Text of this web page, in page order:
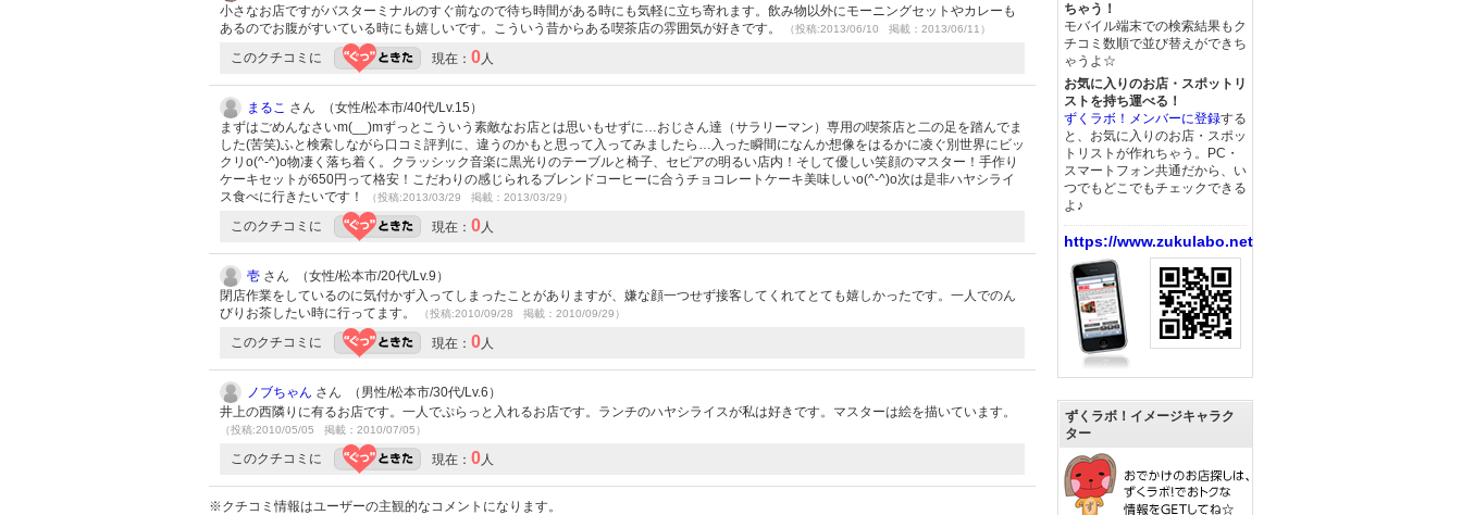
小さなお店ですがバスターミナルのすぐ前なので待ち時間がある時にも気軽に立ち寄れます。飲み物以外にモーニングセットやカレーも
あるのでお腹がすいている時にも嬉しいです。こういう昔からある喫茶店の雰囲気が好きです。
（投稿:2013/06/10 掲載：2013/06/11）
このクチコミに 現在： 0人
まるこ さん （女性/松本市/40代/Lv.15）
まずはごめんなさいm(__)mずっとこういう素敵なお店とは思いもせずに…おじさん達（サラリーマン）専用の喫茶店と二の足を踏んでま
した(苦笑)ふと検索しながら口コミ評判に、違うのかもと思って入ってみましたら…入った瞬間になんか想像をはるかに凌ぐ別世界にビッ
クリo(^-^)o物凄く落ち着く。クラッシック音楽に黒光りのテーブルと椅子、セピアの明るい店内！そして優しい笑顔のマスター！手作り
ケーキセットが650円って格安！こだわりの感じられるブレンドコーヒーに合うチョコレートケーキ美味しいo(^-^)o次は是非ハヤシライ
ス食べに行きたいです！
（投稿:2013/03/29 掲載：2013/03/29）
このクチコミに 現在： 0人
壱 さん （女性/松本市/20代/Lv.9）
閉店作業をしているのに気付かず入ってしまったことがありますが、嫌な顔一つせず接客してくれてとても嬉しかったです。一人でのん
びりお茶したい時に行ってます。
（投稿:2010/09/28 掲載：2010/09/29）
このクチコミに 現在： 0人
ノブちゃん さん （男性/松本市/30代/Lv.6）
井上の西隣りに有るお店です。一人でぷらっと入れるお店です。ランチのハヤシライスが私は好きです。マスターは絵を描いています。
（投稿:2010/05/05 掲載：2010/07/05）
このクチコミに 現在： 0人
※クチコミ情報はユーザーの主観的なコメントになります。
ちゃう！
モバイル端末での検索結果もク
チコミ数順で並び替えができち
ゃうよ☆
お気に入りのお店・スポットリ
ストを持ち運べる！
ずくラボ！メンバーに登録する
と、お気に入りのお店・スポッ
トリストが作れちゃう。PC・
スマートフォン共通だから、い
つでもどこでもチェックできる
よ♪
https://www.zukulabo.net/
ずくラボ！イメージキャラク
ター